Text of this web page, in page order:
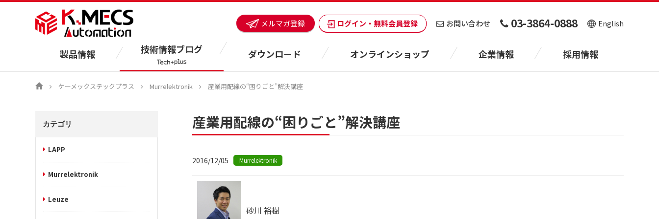
メルマガ登録 ログイン・無料会員登録 お問い合わせ 03-3864-0888 English
製品情報 技術情報ブログ ダウンロード オンラインショップ 企業情報 採用情報
ケーメックステックプラス Murrelektronik 産業用配線の“困りごと”解決講座
産業用配線の“困りごと”解決講座
2016/12/05 Murrelektronik
砂川 裕樹
カテゴリ
LAPP
Murrelektronik
Leuze